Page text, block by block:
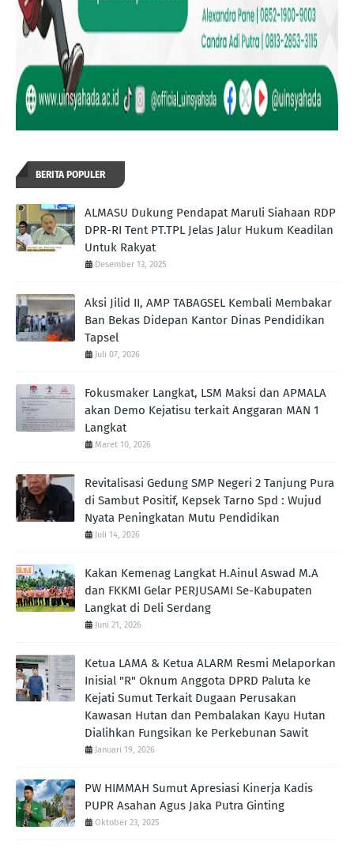
BERITA POPULER
ALMASU Dukung Pendapat Maruli Siahaan RDP
DPR-RI Tent PT.TPL Jelas Jalur Hukum Keadilan
Untuk Rakyat
Desember 13, 2025
Aksi Jilid II, AMP TABAGSEL Kembali Membakar
Ban Bekas Didepan Kantor Dinas Pendidikan
Tapsel
Juli 07, 2026
Fokusmaker Langkat, LSM Maksi dan APMALA
akan Demo Kejatisu terkait Anggaran MAN 1
Langkat
Maret 10, 2026
Revitalisasi Gedung SMP Negeri 2 Tanjung Pura
di Sambut Positif, Kepsek Tarno Spd : Wujud
Nyata Peningkatan Mutu Pendidikan
Juli 14, 2026
Kakan Kemenag Langkat H.Ainul Aswad M.A
dan FKKMI Gelar PERJUSAMI Se-Kabupaten
Langkat di Deli Serdang
Juni 21, 2026
Ketua LAMA & Ketua ALARM Resmi Melaporkan
Inisial "R" Oknum Anggota DPRD Paluta ke
Kejati Sumut Terkait Dugaan Perusakan
Kawasan Hutan dan Pembalakan Kayu Hutan
Dialihkan Fungsikan ke Perkebunan Sawit
Januari 19, 2026
PW HIMMAH Sumut Apresiasi Kinerja Kadis
PUPR Asahan Agus Jaka Putra Ginting ‎
Oktober 23, 2025